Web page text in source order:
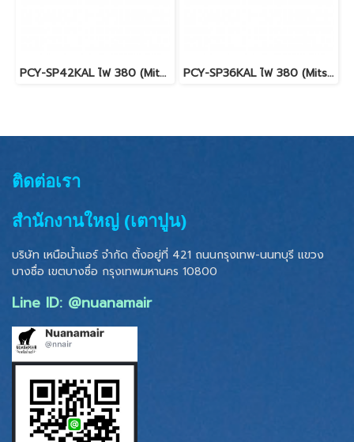
PCY-SP42KAL ไฟ 380 (Mitsubishi Electric Mr.Slim) PCY-SP36KAL ไฟ 380 (Mitsubishi Electric Mr.Slim)
ติดต่อเรา
สำนักงานใหญ่ (เตาปูน)
บริษัท เหนือน้ำแอร์ จำกัด ตั้งอยู่ที่ 421 ถนนกรุงเทพ-นนทบุรี แขวง
บางซื่อ เขตบางซื่อ กรุงเทพมหานคร 10800
Line ID: @nuanamair